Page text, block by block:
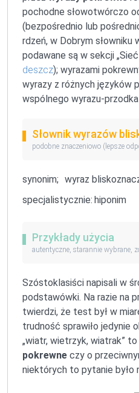
pochodne słowotwórczo
(bezpośrednio lub
rdzeń, w Dobrym słowniku
podawane są w sekcji
deszcz); wyrazami
wyrazy z różnych języków
wspólnego wyrazu-przodka
Słownik wyrazów
podobne znaczeniowo (lepsze
synonim; wyraz
specjalistycznie: hiponim
Przykłady użycia
autentyczne, starannie wybrane,
Szóstoklasiści napisali w
podstawówki. Na razie na
twierdzi, że test był w
trudność sprawiło jedynie
„wiatr, wietrzyk, wiatrak” to
pokrewne czy o
niektórych to pytanie było